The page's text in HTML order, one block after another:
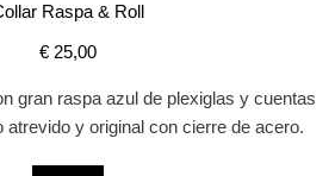
Raspa & Roll
€25,00
gran raspa azul de plexiglas y cuentas
y original con cierre de acero.